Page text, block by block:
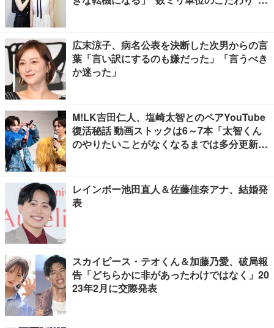
広末涼子、病名公表を決断した次男からの言
葉「言い訳にするのも嫌だった」「言うべき
か迷った」
M!LK吉田仁人、塩崎太智とのペアYouTube
復活秘話 動画ストックは6～7本「太智くん
のやりたいことがなくなるまでは多分更新が
レインボー池田直人＆佐藤佳奈アナ、結婚発
表
スカイピース・テオくん＆加藤乃愛、破局報
告「どちらかに非があったわけではなく」20
23年2月に交際発表